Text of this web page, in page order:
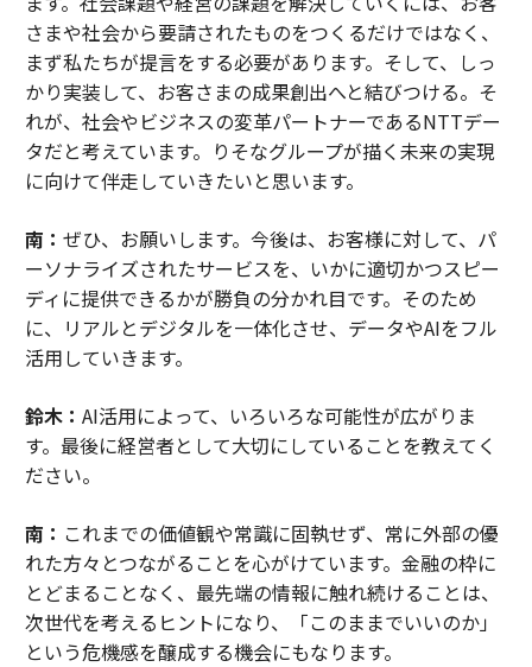
さまや社会から要請されたものをつくるだけではなく、
まず私たちが提言をする必要があります。そして、しっ
かり実装して、お客さまの成果創出へと結びつける。そ
れが、社会やビジネスの変革パートナーであるNTTデー
タだと考えています。りそなグループが描く未来の実現
に向けて伴走していきたいと思います。
南： ぜひ、お願いします。今後は、お客様に対して、パ
ーソナライズされたサービスを、いかに適切かつスピー
ディに提供できるかが勝負の分かれ目です。そのため
に、リアルとデジタルを一体化させ、データやAIをフル
活用していきます。
鈴木： AI活用によって、いろいろな可能性が広がりま
す。最後に経営者として大切にしていることを教えてく
ださい。
南： これまでの価値観や常識に固執せず、常に外部の優
れた方々とつながることを心がけています。金融の枠に
とどまることなく、最先端の情報に触れ続けることは、
次世代を考えるヒントになり、「このままでいいのか」
という危機感を醸成する機会にもなります。